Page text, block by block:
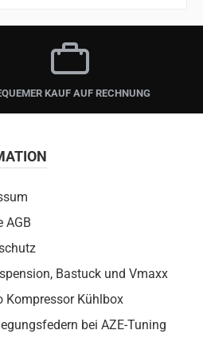
KAUF AUF RECHNUNG
AGB
Bastuck und Vmaxx
Kompressor Kühlbox
bei AZE-Tuning